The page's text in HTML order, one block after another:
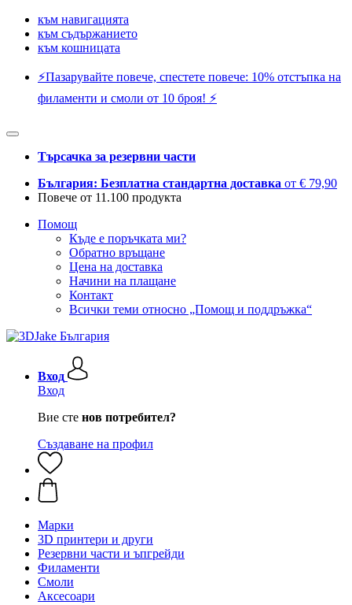
към навигацията
към съдържанието
към кошницата
⚡️Пазарувайте повече, спестете повече: 10% отстъпка на
филаменти и смоли от 10 броя! ⚡️
Търсачка за резервни части
България: Безплатна стандартна доставка от € 79,90
Повече от 11.100 продукта
Помощ
Къде е поръчката ми?
Обратно връщане
Цена на доставка
Начини на плащане
Контакт
Всички теми относно „Помощ и поддръжка“
Вход
Вход
Вие сте нов потребител?
Създаване на профил
Mарки
3D принтери и други
Резервни части и ъпгрейди
Филаменти
Смоли
Аксесоари